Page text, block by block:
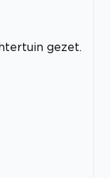
gezet.